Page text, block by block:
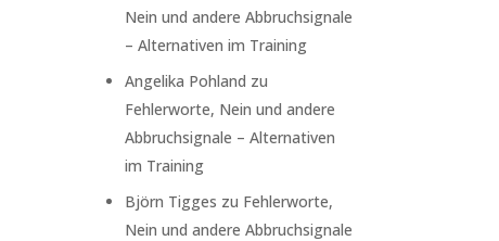
Nein und andere Abbruchsignale
– Alternativen im Training
Angelika Pohland zu
Fehlerworte, Nein und andere
Abbruchsignale – Alternativen
im Training
Björn Tigges zu Fehlerworte,
Nein und andere Abbruchsignale